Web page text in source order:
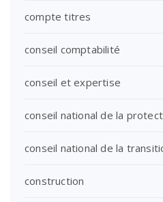
compte titres
conseil comptabilité
conseil et expertise
conseil national de la
conseil national de la
construction